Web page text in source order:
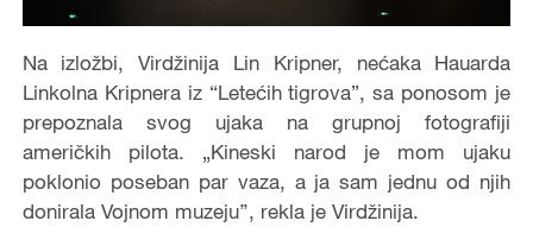
Na izložbi, Virdžinija Lin Kripner, nećaka Hauarda
Linkolna Kripnera iz “Letećih tigrova”, sa ponosom je
prepoznala svog ujaka na grupnoj fotografiji
američkih pilota. „Kineski narod je mom ujaku
poklonio poseban par vaza, a ja sam jednu od njih
donirala Vojnom muzeju’’, rekla je Virdžinija.